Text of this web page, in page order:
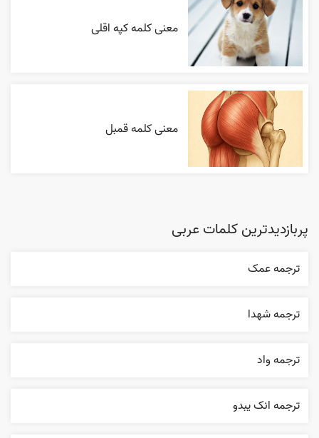
معنی کلمه کپه اقلی
معنی کلمه قمبل
پربازدیدترین کلمات عربی
ترجمه عمک
ترجمه شهدا
ترجمه واد
ترجمه انک يبدو